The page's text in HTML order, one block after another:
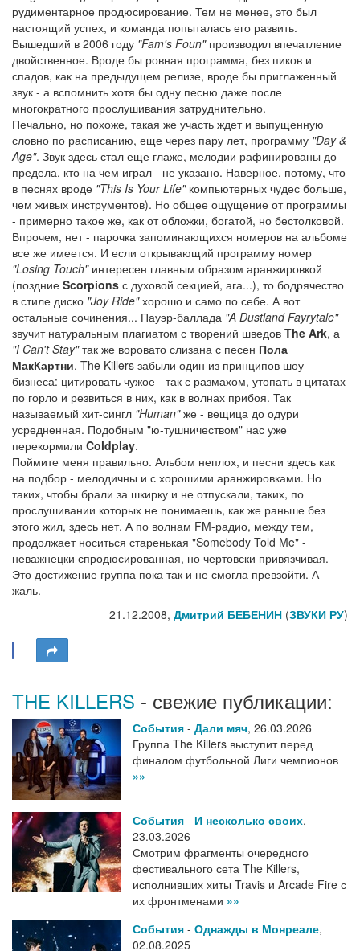
рудиментарное продюсирование. Тем не менее, это был
настоящий успех, и команда попыталась его развить.
Вышедший в 2006 году "Fam's Foun"производил впечатление
двойственное. Вроде бы ровная программа, без пиков и
спадов, как на предыдущем релизе, вроде бы приглаженный
звук - а вспомнить хотя бы одну песню даже после
многократного прослушивания затруднительно.
Печально, но похоже, такая же участь ждет и выпущенную
словно по расписанию, еще через пару лет, программу "Day &
Age". Звук здесь стал еще глаже, мелодии рафинированы до
предела, кто на чем играл - не указано. Наверное, потому, что
в песнях вроде "This Is Your Life"компьютерных чудес больше,
чем живых инструментов). Но общее ощущение от программы
- примерно такое же, как от обложки, богатой, но бестолковой.
Впрочем, нет - парочка запоминающихся номеров на альбоме
все же имеется. И если открывающий программу номер
"Losing Touch"интересен главным образом аранжировкой
(поздние Scorpions с духовой секцией, ага...), то бодрячество
в стиле диско "Joy Ride"хорошо и само по себе. А вот
остальные сочинения... Пауэр-баллада "A Dustland Fayrytale"
звучит натуральным плагиатом с творений шведов The Ark, а
"I Can't Stay"так же воровато слизана с песен Пола
МакКартни. The Killers забыли один из принципов шоу-
бизнеса: цитировать чужое - так с размахом, утопать в цитатах
по горло и резвиться в них, как в волнах прибоя. Так
называемый хит-сингл "Human"же - вещица до одури
усредненная. Подобным "ю-тушничеством" нас уже
перекормили Coldplay.
Поймите меня правильно. Альбом неплох, и песни здесь как
на подбор - мелодичны и с хорошими аранжировками. Но
таких, чтобы брали за шкирку и не отпускали, таких, по
прослушивании которых не понимаешь, как же раньше без
этого жил, здесь нет. А по волнам FM-радио, между тем,
продолжает носиться старенькая "Somebody Told Me" -
неважнецки спродюсированная, но чертовски привязчивая.
Это достижение группа пока так и не смогла превзойти. А
жаль.
21.12.2008, Дмитрий БЕБЕНИН (ЗВУКИ РУ)
THE KILLERS - свежие публикации:
События - Дали мяч, 26.03.2026
Группа The Killers выступит перед
финалом футбольной Лиги чемпионов
»»
События - И несколько своих,
23.03.2026
Смотрим фрагменты очередного
фестивального сета The Killers,
исполнивших хиты Travis и Arcade Fire с
их фронтменами »»
События - Однажды в Монреале,
02.08.2025